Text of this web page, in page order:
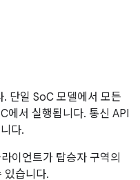
단일 SoC 모델에서 모든
에서 실행됩니다. 통신 API
다.
이언트가 탑승자 구역의
있습니다.